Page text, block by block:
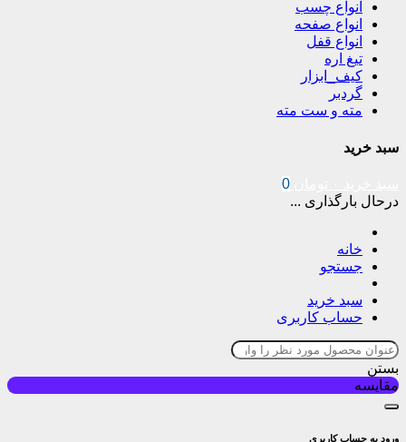
انواع چسب
انواع صفحه
انواع قفل
تیغ اره
کیف_ابزار
گردبر
مته و ست مته
سبد خرید
0
درحال بارگذاری ...
خانه
جستجو
سبد خرید
حساب کاربری
بستن
مقایسه
ورود به حساب کاربری